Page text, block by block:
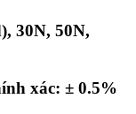
30N, 50N,
xác: ± 0.5%